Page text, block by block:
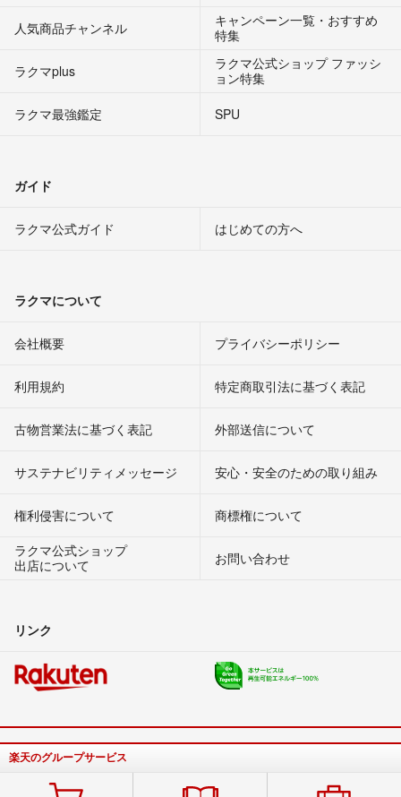
人気商品チャンネル
キャンペーン一覧・おすすめ
特集
ラクマplus
ラクマ公式ショップ ファッシ
ョン特集
ラクマ最強鑑定
SPU
ガイド
ラクマ公式ガイド はじめての方へ
ラクマについて
会社概要 プライバシーポリシー
利用規約 特定商取引法に基づく表記
古物営業法に基づく表記 外部送信について
サステナビリティメッセージ 安心・安全のための取り組み
権利侵害について
商標権について
ラクマ公式ショップ
出店について
お問い合わせ
リンク
楽天のグループサービス